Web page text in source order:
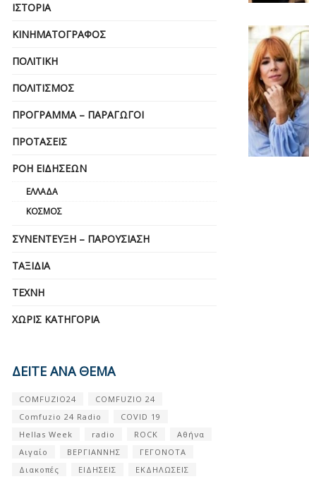
ΙΣΤΟΡΊΑ
ΚΙΝΗΜΑΤΟΓΡΆΦΟΣ
ΠΟΛΙΤΙΚΉ
ΠΟΛΙΤΙΣΜΌΣ
ΠΡΌΓΡΑΜΜΑ – ΠΑΡΑΓΩΓΟΊ
ΠΡΟΤΆΣΕΙΣ
ΡΟΉ ΕΙΔΉΣΕΩΝ
ΕΛΛΆΔΑ
ΚΌΣΜΟΣ
ΣΥΝΈΝΤΕΥΞΗ – ΠΑΡΟΥΣΊΑΣΗ
ΤΑΞΊΔΙΑ
ΤΈΧΝΗ
ΧΩΡΊΣ ΚΑΤΗΓΟΡΊΑ
ΔΕΙΤΕ ΑΝΑ ΘΕΜΑ
COMFUZIO24
COMFUZIO 24
Comfuzio 24 Radio
COVID 19
Hellas Week
radio ROCK
Αθήνα
Αιγαίο
ΒΕΡΓΙΑΝΝΗΣ
ΓΕΓΟΝΟΤΑ
Διακοπές
ΕΙΔΗΣΕΙΣ
ΕΚΔΗΛΩΣΕΙΣ